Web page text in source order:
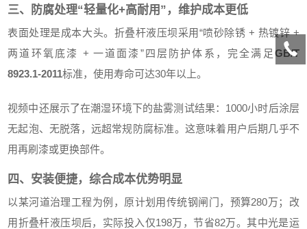
三、防腐处理“轻量化+高耐用”，维护成本更低
表面处理是成本大头。折叠杆液压坝采用“喷砂除锈 + 热镀锌 +
两道环氧底漆 + 一道面漆”四层防护体系，完全满足GB/T
8923.1-2011标准，使用寿命可达30年以上。
视频中还展示了在潮湿环境下的盐雾测试结果：1000小时后涂层
无起泡、无脱落，远超常规防腐标准。这意味着用户后期几乎不
用再刷漆或更换部件。
四、安装便捷，综合成本优势明显
以某河道治理工程为例，原计划用传统钢闸门，预算280万；改
用折叠杆液压坝后，实际投入仅198万，节省82万。其中光是运